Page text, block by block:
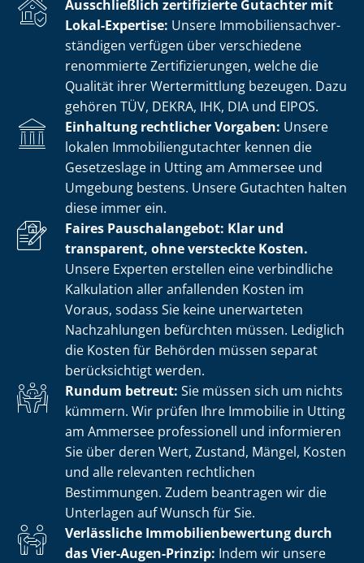
Ausschließlich zertifizierte Gutachter mit
Lokal-Expertise: Unsere Im­mo­bi­li­en­sach­ver­
stän­di­gen verfügen über verschiedene
renommierte Zer­ti­fi­zie­run­gen, welche die
Qualität ihrer Wertermittlung bezeugen. Dazu
gehören TÜV, DEKRA, IHK, DIA und EIPOS.
Einhaltung rechtlicher Vorgaben: Unsere
lokalen Im­mo­bi­li­en­gut­ach­ter kennen die
Gesetzeslage in Utting am Ammersee und
Umgebung bestens. Unsere Gutachten halten
diese immer ein.
Faires Pauschalangebot: Klar und
transparent, ohne versteckte Kosten.
Unsere Experten erstellen eine verbindliche
Kalkulation aller anfallenden Kosten im
Voraus, sodass Sie keine unerwarteten
Nachzahlungen befürchten müssen. Lediglich
die Kosten für Behörden müssen separat
berücksichtigt werden.
Rundum betreut: Sie müssen sich um nichts
kümmern. Wir prüfen Ihre Immobilie in Utting
am Ammersee professionell und informieren
Sie über deren Wert, Zustand, Mängel, Kosten
und alle relevanten rechtlichen
Bestimmungen. Zudem beantragen wir die
Unterlagen auf Wunsch für Sie.
Verlässliche Im­mo­bi­li­en­be­wer­tung durch
das Vier-Augen-Prinzip: Indem wir unsere